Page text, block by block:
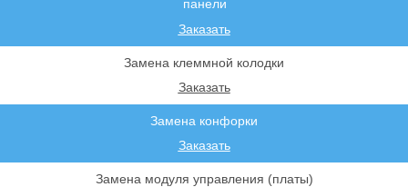
панели
Замена конфорки
Замена клеммной колодки
Замена модуля управления (платы)
Заказать
Заказать
Заказать